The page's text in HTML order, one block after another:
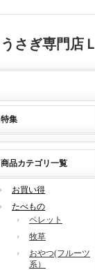
うさぎ専門店
特集
商品カテゴリ一覧
お買い得
たべもの
ペレット
牧草
おやつ(フルーツ
系）